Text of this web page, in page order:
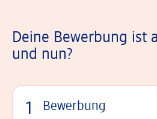
Deine Bewerbung ist
und nun?
1 Bewerbung